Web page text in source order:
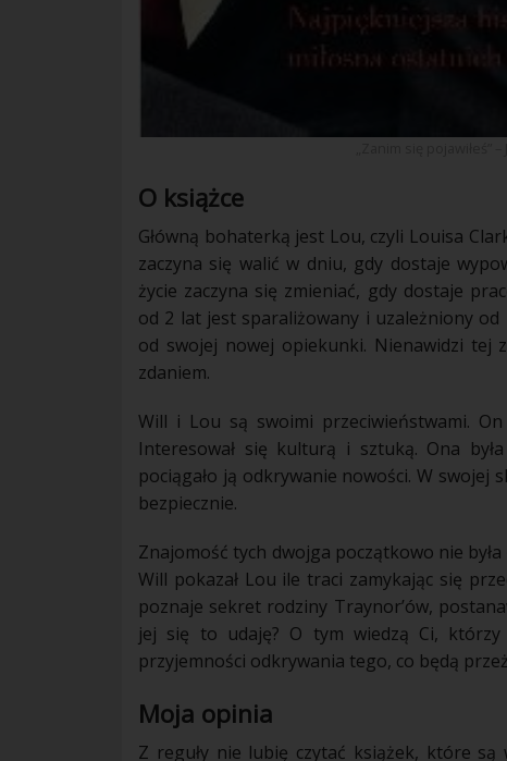
O książce
Główną bohaterką jest Lou, czyli Louisa
zaczyna się walić w dniu, gdy dostaje
życie zaczyna się zmieniać, gdy dostaje
od 2 lat jest sparaliżowany i uzależniony od
od swojej nowej opiekunki. Nienawidzi tej
zdaniem.
Will i Lou są swoimi przeciwieństwami. On
Interesował się kulturą i sztuką. Ona
pociągało ją odkrywanie nowości. W swojej
bezpiecznie.
Znajomość tych dwojga początkowo nie
Will pokazał Lou ile traci zamykając się
poznaje sekret rodziny Traynor’ów,
jej się to udaję? O tym wiedzą Ci, którzy
przyjemności odkrywania tego, co będą
Moja opinia
Z reguły nie lubię czytać książek, które są